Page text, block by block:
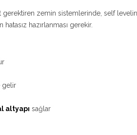
gerektiren zemin sistemlerinde, self
hazırlanması gerekir.
gelir
altyapı sağlar